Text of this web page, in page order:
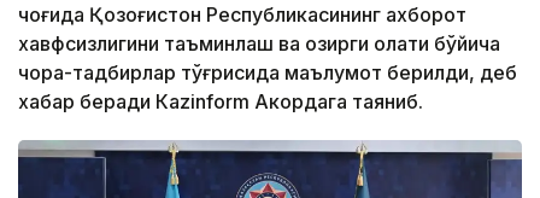
чоғида Қозоғистон Республикасининг ахборот
хавфсизлигини таъминлаш ва ҳозирги ҳолати бўйича
чора-тадбирлар тўғрисида маълумот берилди, деб
хабар беради Каzinform Акордага таяниб.